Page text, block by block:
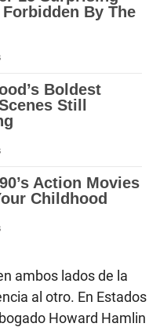
ambos lados de la
al otro. En Estados
Howard Hamlin